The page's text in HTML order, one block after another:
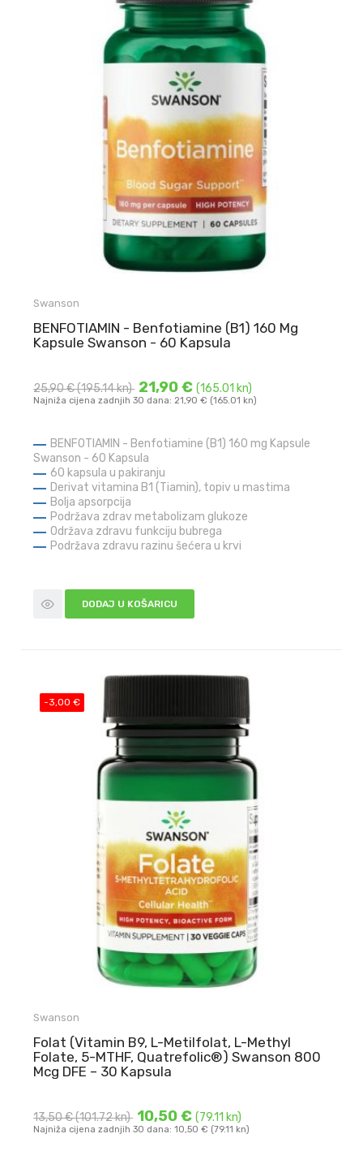
Swanson
BENFOTIAMIN - Benfotiamine (B1) 160 Mg
Kapsule Swanson - 60 Kapsula
25,90 €(195.14 kn) 21,90 €(165.01 kn)
Najniža cijena zadnjih 30 dana: 21,90 € (165.01 kn)
BENFOTIAMIN - Benfotiamine (B1) 160 mg Kapsule
Swanson - 60 Kapsula
60 kapsula u pakiranju
Derivat vitamina B1 (Tiamin), topiv u mastima
Bolja apsorpcija
Podržava zdrav metabolizam glukoze
Održava zdravu funkciju bubrega
Podržava zdravu razinu šećera u krvi
DODAJ U KOŠARICU
-3,00 €
Swanson
Folat (Vitamin B9, L-Metilfolat, L-Methyl
Folate, 5-MTHF, Quatrefolic®) Swanson 800
Mcg DFE – 30 Kapsula
13,50 €(101.72 kn) 10,50 €(79.11 kn)
Najniža cijena zadnjih 30 dana: 10,50 € (79.11 kn)